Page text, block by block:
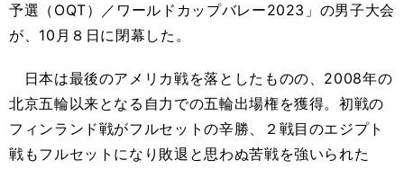
予選（OQT）／ワールドカップバレー2023」の男子大会
が、10月８日に閉幕した。
日本は最後のアメリカ戦を落としたものの、2008年の
北京五輪以来となる自力での五輪出場権を獲得。初戦の
フィンランド戦がフルセットの辛勝、２戦目のエジプト
戦もフルセットになり敗退と思わぬ苦戦を強いられた